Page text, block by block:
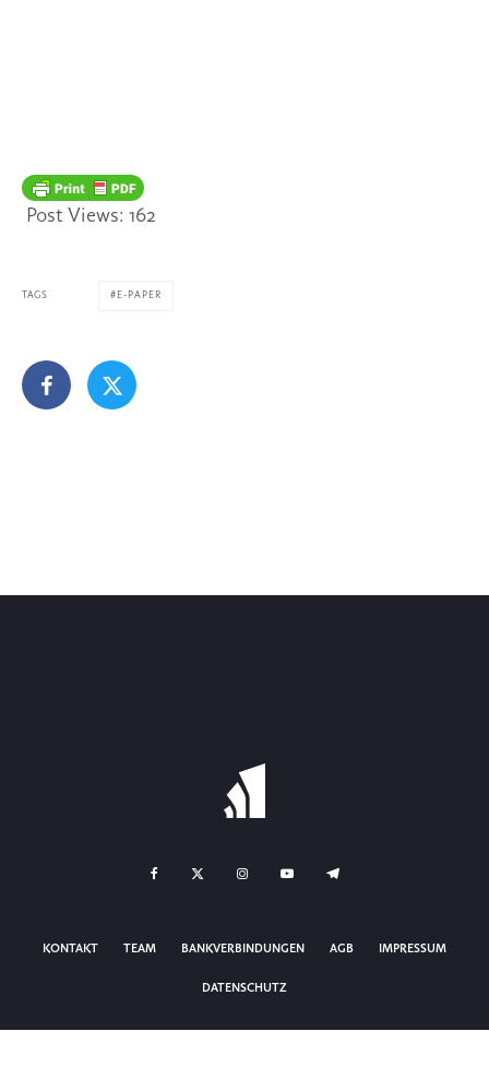
Post Views: 162
TAGS E-PAPER
KONTAKT TEAM BANKVERBINDUNGEN AGB IMPRESSUM
DATENSCHUTZ